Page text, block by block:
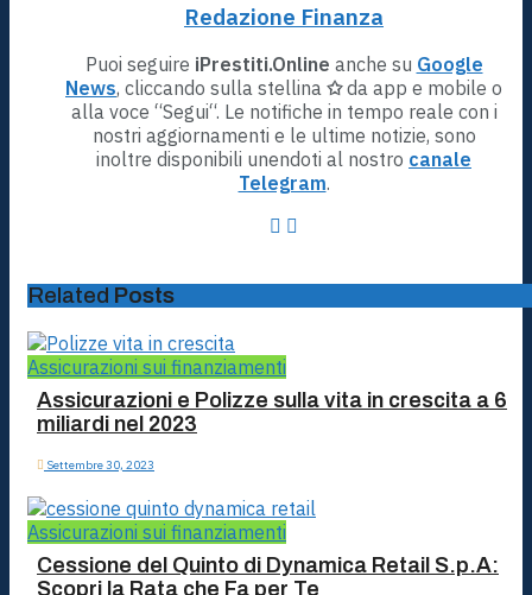
Redazione Finanza
Puoi seguire iPrestiti.Online anche su Google
News, cliccando sulla stellina ✩da app e mobile o
alla voce “Segui“. Le notifiche in tempo reale con i
nostri aggiornamenti e le ultime notizie, sono
inoltre disponibili unendoti al nostro canale
Telegram.
Related Posts
Assicurazioni sui finanziamenti
Assicurazioni e Polizze sulla vita in crescita a 6
miliardi nel 2023
Settembre 30, 2023
Assicurazioni sui finanziamenti
Cessione del Quinto di Dynamica Retail S.p.A:
Scopri la Rata che Fa per Te